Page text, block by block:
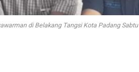
di Belakang Tangsi Kota Padang Sabtu